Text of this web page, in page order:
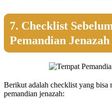
7. Checklist
Pemandian Jenazah
Berikut adalah checklist yang bisa
pemandian jenazah: